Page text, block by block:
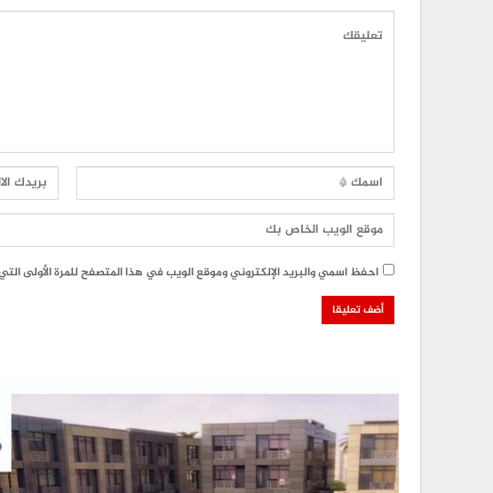
احفظ اسمي والبريد الإلكتروني وموقع الويب في هذا المتصفح للمرة الأولى